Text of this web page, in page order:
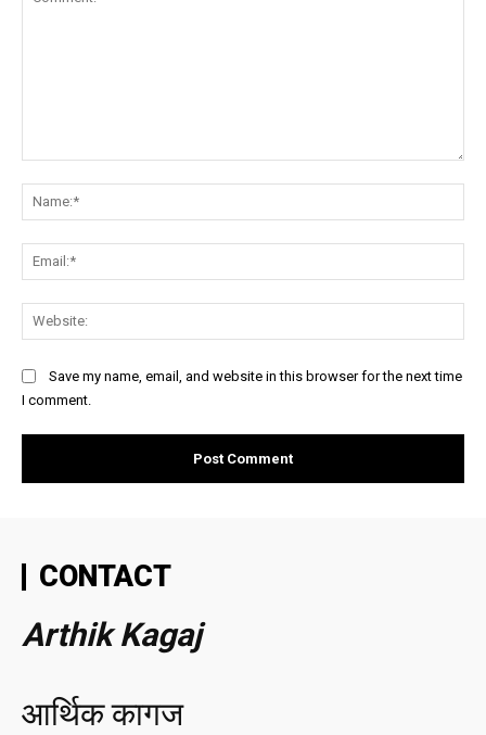
Save my name, email, and website in this browser for the next time
I comment.
CONTACT
Arthik Kagaj
आर्थिक कागज